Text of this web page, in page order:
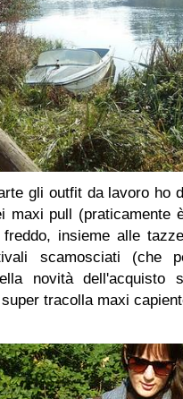
gli outfit da lavoro ho
maxi pull (praticamente
insieme alle
scamosciati (che
novità dell'acquisto
tracolla maxi